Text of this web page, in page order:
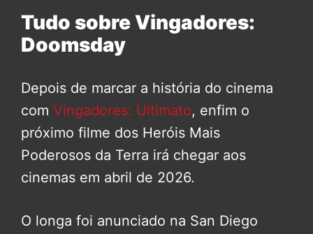
Tudo sobre Vingadores:
Doomsday
Depois de marcar a história do cinema
com Vingadores: Ultimato, enfim o
próximo filme dos Heróis Mais
Poderosos da Terra irá chegar aos
cinemas em abril de 2026.
O longa foi anunciado na San Diego